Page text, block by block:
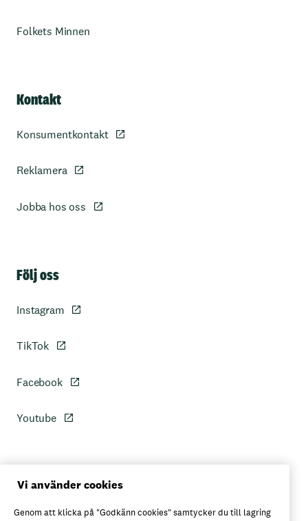
Folkets Minnen
Kontakt
Konsumentkontakt
Reklamera
Jobba hos oss
Följ oss
Instagram
TikTok
Facebook
Youtube
Personuppgiftspolicy
Vi använder cookies
Genom att klicka på "Godkänn cookies" samtycker du till lagring